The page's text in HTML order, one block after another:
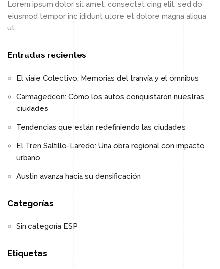
Lorem ipsum dolor sit amet, consectet cing elit, sed do
eiusmod tempor inc ididunt utore et dolore magna aliqua
ut.
Entradas recientes
El viaje Colectivo: Memorias del tranvía y el omnibus
Carmageddon: Cómo los autos conquistaron nuestras
ciudades
Tendencias que están redefiniendo las ciudades
El Tren Saltillo-Laredo: Una obra regional con impacto
urbano
Austin avanza hacia su densificación
Categorías
Sin categoría ESP
Etiquetas